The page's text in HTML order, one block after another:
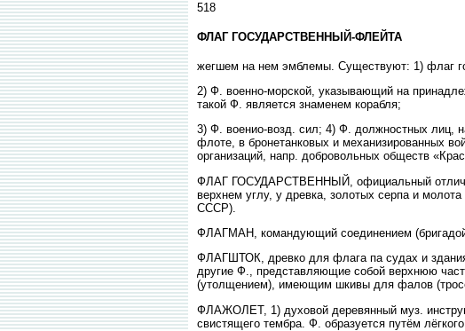
518
ФЛАГ ГОСУДАРСТВЕННЫЙ-ФЛЕЙТА
жегшем на нем эмблемы. Существуют: 1) флаг
2) Ф. военно-морской, указывающий на
такой Ф. является знаменем корабля;
3) Ф. военио-возд. сил; 4) Ф. должностных лиц,
флоте, в бронетанковых и механизированных
организаций, напр. добровольных обществ
ФЛАГ ГОСУДАРСТВЕННЫЙ, официальный
верхнем углу, у древка, золотых серпа и
СССР).
ФЛАГМАН, командующий соединением
ФЛАГШТОК, древко для флага па судах и
другие Ф., представляющие собой верхнюю
(утолщением), имеющим шкивы для фалов
ФЛАЖОЛЕТ, 1) духовой деревянный муз.
свистящего тембра. Ф. образуется путём